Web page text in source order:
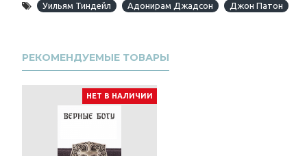
Уильям Тиндейл Адонирам Джадсон Джон Патон
РЕКОМЕНДУЕМЫЕ ТОВАРЫ
НЕТ В НАЛИЧИИ